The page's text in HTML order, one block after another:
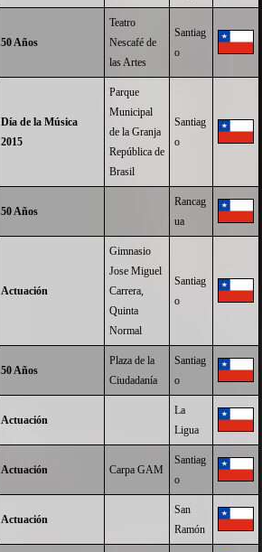
50 Años
Teatro
Nescafé de
las Artes
Santiag
o
Día de la Música
2015
Parque
Municipal
de la Granja
República de
Brasil
Santiag
o
50 Años
Rancag
ua
Actuación
Gimnasio
Jose Miguel
Carrera,
Quinta
Normal
Santiag
o
50 Años
Plaza de la
Ciudadanía
Santiag
o
Actuación
La
Ligua
Actuación Carpa GAM
Santiag
o
Actuación
San
Ramón